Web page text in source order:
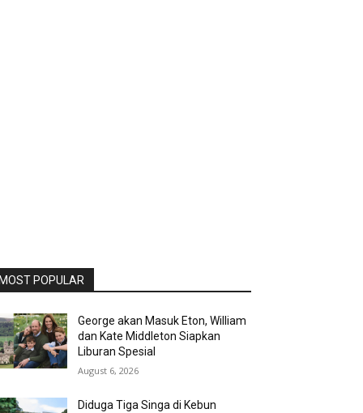
MOST POPULAR
George akan Masuk Eton, William
dan Kate Middleton Siapkan
Liburan Spesial
August 6, 2026
Diduga Tiga Singa di Kebun